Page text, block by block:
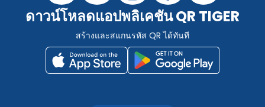
ดาวน์โหลดแอปพลิเคชัน QR TIGER
สร้างและสแกนรหัส QR ได้ทันที